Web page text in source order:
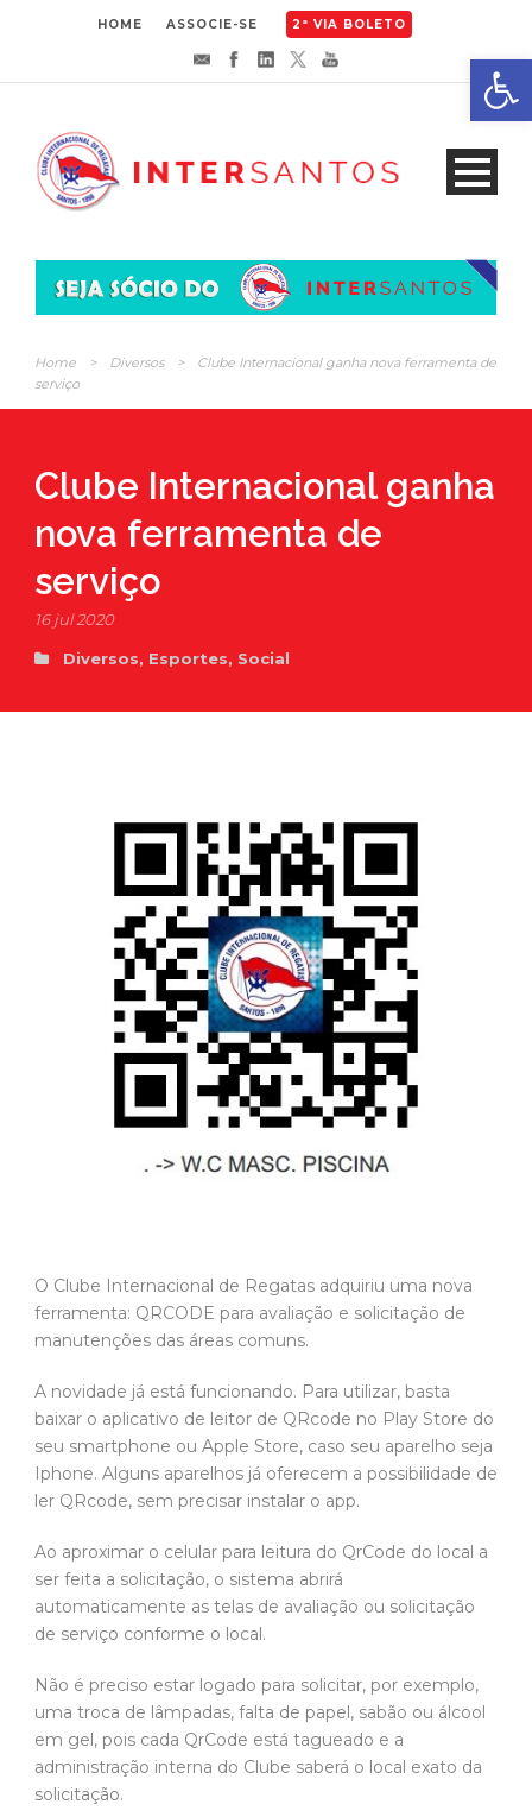
HOME ASSOCIE-SE 2ª VIA BOLETO
Home > Diversos >
Clube Internacional ganha nova ferramenta de
serviço
Clube Internacional ganha
nova ferramenta de
serviço
16 jul 2020
Diversos, Esportes, Social
O Clube Internacional de Regatas adquiriu uma nova
ferramenta: QRCODE para avaliação e solicitação de
manutenções das áreas comuns.
A novidade já está funcionando. Para utilizar, basta
baixar o aplicativo de leitor de QRcode no Play Store do
seu smartphone ou Apple Store, caso seu aparelho seja
Iphone. Alguns aparelhos já oferecem a possibilidade de
ler QRcode, sem precisar instalar o app.
Ao aproximar o celular para leitura do QrCode do local a
ser feita a solicitação, o sistema abrirá
automaticamente as telas de avaliação ou solicitação
de serviço conforme o local.
Não é preciso estar logado para solicitar, por exemplo,
uma troca de lâmpadas, falta de papel, sabão ou álcool
em gel, pois cada QrCode está tagueado e a
administração interna do Clube saberá o local exato da
solicitação.
Abrir